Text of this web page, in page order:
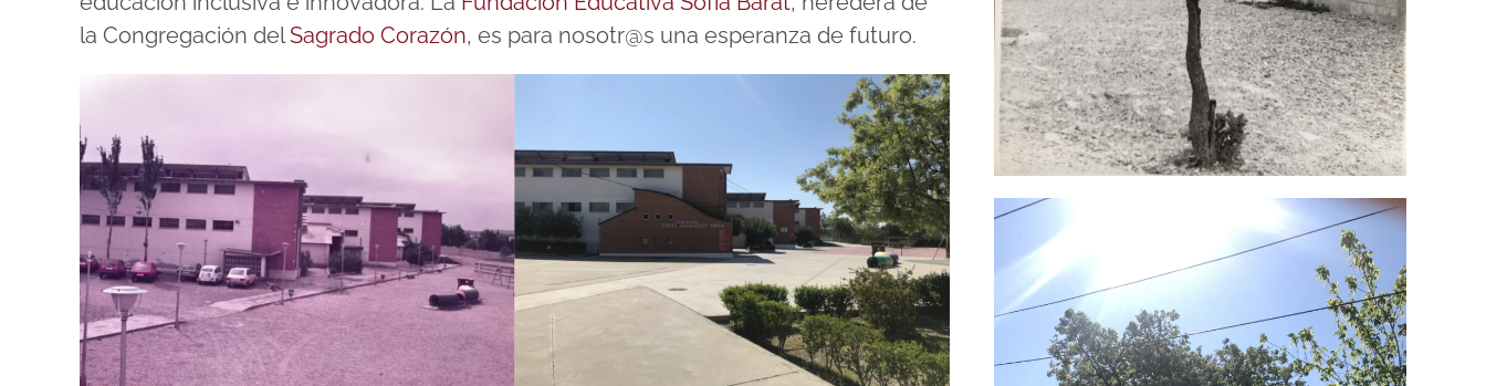
la Congregación delSagrado Corazón, es para nosotr@s una esperanza de futuro.